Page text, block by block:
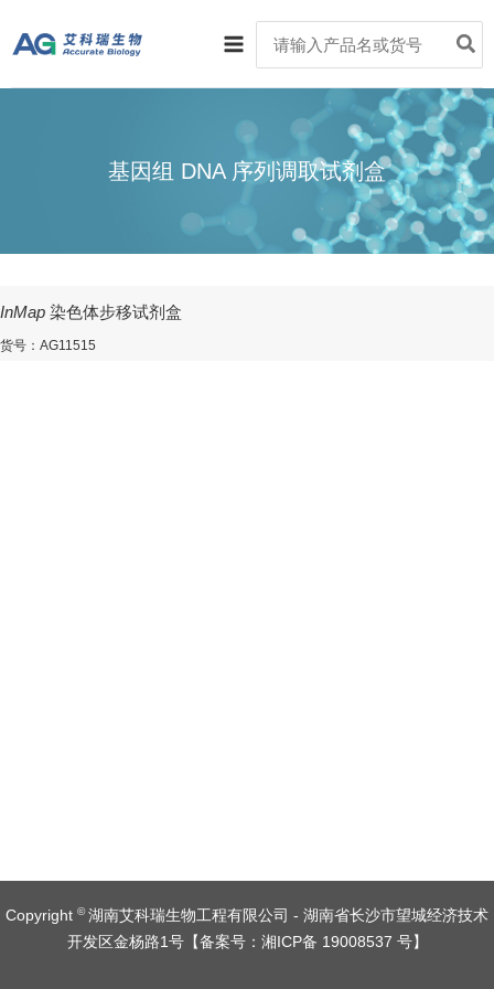
容
Main
Menu
for:
基因组 DNA 序列调取试剂盒
InMap 染色体步移试剂盒
货号：AG11515
Copyright ©湖南艾科瑞生物工程有限公司 - 湖南省长沙市望城经济技术
开发区金杨路1号【备案号：湘ICP备 19008537 号】